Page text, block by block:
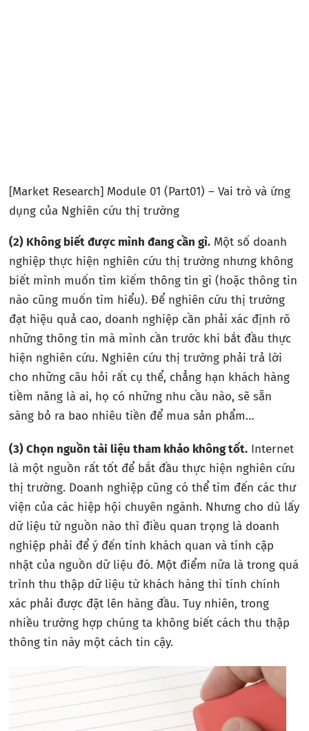
[Market Research] Module 01 (Part01) – Vai trò và ứng
dụng của Nghiên cứu thị trường
(2) Không biết được mình đang cần gì. Một số doanh
nghiệp thực hiện nghiên cứu thị trường nhưng không
biết mình muốn tìm kiếm thông tin gì (hoặc thông tin
nào cũng muốn tìm hiểu). Để nghiên cứu thị trường
đạt hiệu quả cao, doanh nghiệp cần phải xác định rõ
những thông tin mà mình cần trước khi bắt đầu thực
hiện nghiên cứu. Nghiên cứu thị trường phải trả lời
cho những câu hỏi rất cụ thể, chẳng hạn khách hàng
tiềm năng là ai, họ có những nhu cầu nào, sẽ sẵn
sàng bỏ ra bao nhiêu tiền để mua sản phẩm…
(3)Chọn nguồn tài liệu tham khảo không tốt. Internet
là một nguồn rất tốt để bắt đầu thực hiện nghiên cứu
thị trường. Doanh nghiệp cũng có thể tìm đến các thư
viện của các hiệp hội chuyên ngành. Nhưng cho dù lấy
dữ liệu từ nguồn nào thì điều quan trọng là doanh
nghiệp phải để ý đến tính khách quan và tính cập
nhật của nguồn dữ liệu đó. Một điểm nữa là trong quá
trình thu thập dữ liệu từ khách hàng thì tính chính
xác phải được đặt lên hàng đầu. Tuy nhiên, trong
nhiều trường hợp chúng ta không biết cách thu thập
thông tin này một cách tin cậy.